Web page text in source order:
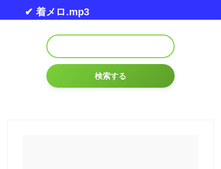
Skip to content
✔ 着メロ.mp3
検索する